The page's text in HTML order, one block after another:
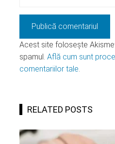
Acest site folosește
spamul. Află cum sunt
comentariilor tale.
RELATED POSTS